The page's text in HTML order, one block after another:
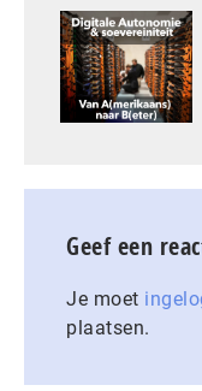
Geef een
Je moet
plaatsen.